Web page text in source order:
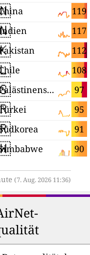
119
117
112
108
97
Palästinensische Autonomiegebiete
95
91
90
(7. Aug. 2026 11:36)